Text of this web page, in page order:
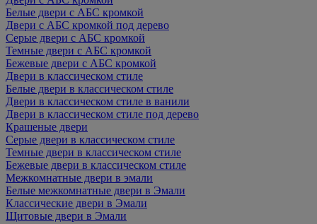
Белые двери с АБС кромкой
Двери с АБС кромкой под дерево
Серые двери с АБС кромкой
Темные двери с АБС кромкой
Бежевые двери с АБС кромкой
Двери в классическом стиле
Белые двери в классическом стиле
Двери в классическом стиле в ванили
Двери в классическом стиле под дерево
Крашеные двери
Серые двери в классическом стиле
Темные двери в классическом стиле
Бежевые двери в классическом стиле
Межкомнатные двери в эмали
Белые межкомнатные двери в Эмали
Классические двери в Эмали
Щитовые двери в Эмали